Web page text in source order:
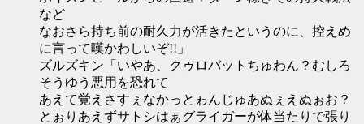
など
なおさら持ち前の耐久力が活きたというのに、控えめ
に言って嘆かわしいぞ!!」
ズルズキン「いやあ、クゥロバットちゅわん？むしろ
そうゆう悪用を恐れて
あえて覚えさすぇなかっとゎんじゅあぬぇえぬぉお？
とぉりあえずサトシはぁグライガーが体当たりで張り